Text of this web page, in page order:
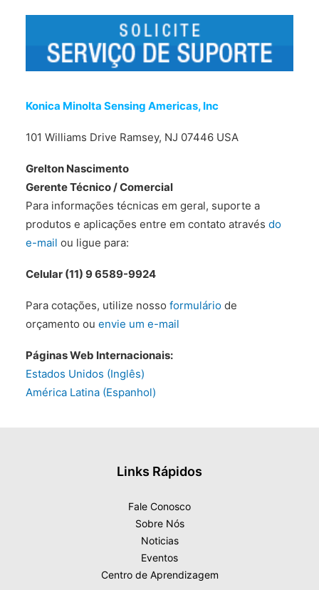
Konica Minolta Sensing Americas, Inc
101 Williams Drive Ramsey, NJ 07446 USA
Grelton Nascimento
Gerente Técnico / Comercial
Para informações técnicas em geral, suporte a
produtos e aplicações entre em contato através do
e-mail ou ligue para:
Celular (11) 9 6589-9924
Para cotações, utilize nosso formulário de
orçamento ou envie um e-mail
Páginas Web Internacionais:
Estados Unidos (Inglês)
América Latina (Espanhol)
Links Rápidos
Fale Conosco
Sobre Nós
Noticias
Eventos
Centro de Aprendizagem